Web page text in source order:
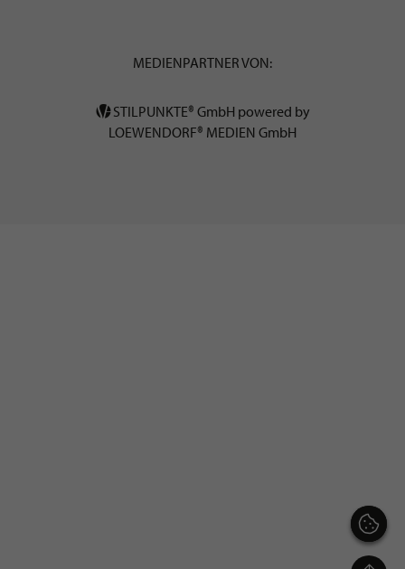
MEDIENPARTNER VON:
STILPUNKTE® GmbH powered by
LOEWENDORF® MEDIEN GmbH